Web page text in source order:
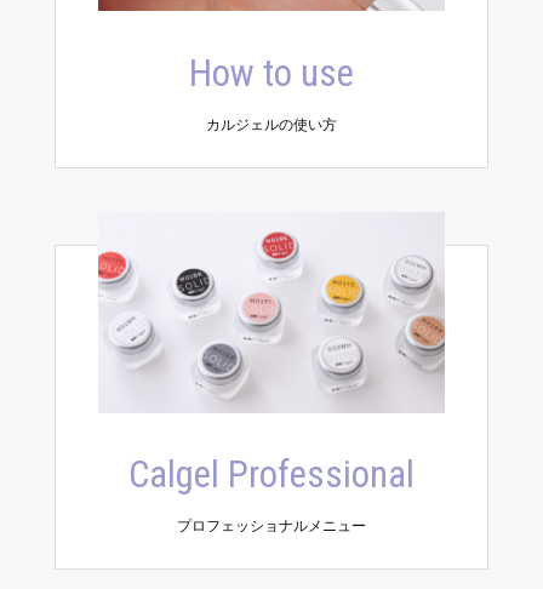
How to use
カルジェルの使い方
Calgel Professional
プロフェッショナルメニュー